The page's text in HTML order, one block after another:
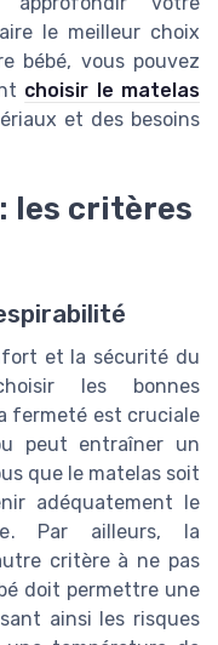
le meilleur choix
bébé, vous pouvez
choisir le matelas
et des besoins
les critères
et la sécurité du
les bonnes
fermeté est cruciale
peut entraîner un
que le matelas soit
adéquatement le
Par ailleurs, la
critère à ne pas
doit permettre une
ainsi les risques